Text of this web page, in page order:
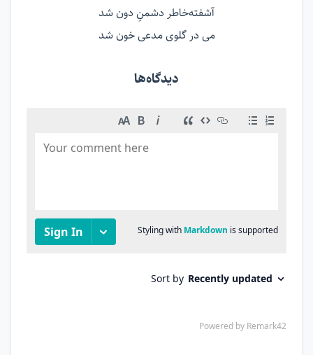
آشفته‌خاطر دشمنِ دون شد
می در گلوی مدعی خون شد
دیدگاه‌ها